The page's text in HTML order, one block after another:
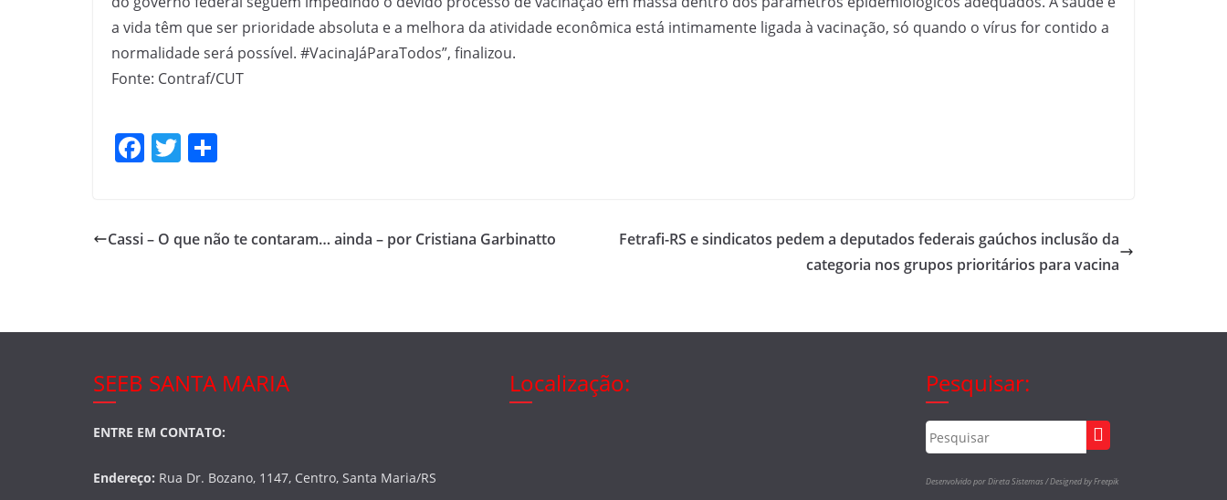
a vida têm que ser prioridade absoluta e a melhora da atividade econômica está intimamente ligada à vacinação, só quando o vírus for contido a
normalidade será possível. #VacinaJáParaTodos”, finalizou.
Fonte: Contraf/CUT
F
e
o
T
er e
Cassi – O que não te contaram… ainda – por Cristiana Garbinatto
Fetrafi-RS e sindicatos pedem a deputados federais gaúchos inclusão da
categoria nos grupos prioritários para vacina
SEEB SANTA MARIA
ENTRE EM CONTATO:
Endereço: Rua Dr. Bozano, 1147, Centro, Santa Maria/RS
Localização: Pesquisar:
Desenvolvido por Direta Sistemas /Designed by Freepik